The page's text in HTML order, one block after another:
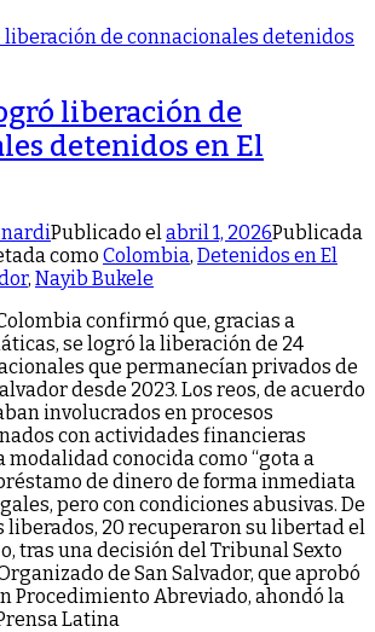
liberación de
detenidos en El
Publicado el abril 1, 2026Publicada
como Colombia, Detenidos en El
, Nayib Bukele
confirmó que, gracias a
se logró la liberación de 24
que permanecían privados de
desde 2023. Los reos, de acuerdo
involucrados en procesos
con actividades financieras
conocida como “gota a
de dinero de forma inmediata
pero con condiciones abusivas. De
liberados, 20 recuperaron su libertad el
tras una decisión del Tribunal Sexto
de San Salvador, que aprobó
Procedimiento Abreviado, ahondó la
Latina